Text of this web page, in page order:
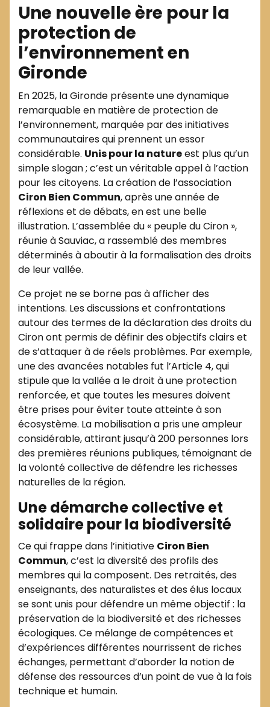
Une nouvelle ère pour la
protection de
l’environnement en
Gironde
En 2025, la Gironde présente une dynamique
remarquable en matière de protection de
l’environnement, marquée par des initiatives
communautaires qui prennent un essor
considérable. Unis pour la natureest plus qu’un
simple slogan ; c’est un véritable appel à l’action
pour les citoyens. La création de l’association
Ciron Bien Commun, après une année de
réflexions et de débats, en est une belle
illustration. L’assemblée du « peuple du Ciron »,
réunie à Sauviac, a rassemblé des membres
déterminés à aboutir à la formalisation des droits
de leur vallée.
Ce projet ne se borne pas à afficher des
intentions. Les discussions et confrontations
autour des termes de la déclaration des droits du
Ciron ont permis de définir des objectifs clairs et
de s’attaquer à de réels problèmes. Par exemple,
une des avancées notables fut l’Article 4, qui
stipule que la vallée a le droit à une protection
renforcée, et que toutes les mesures doivent
être prises pour éviter toute atteinte à son
écosystème. La mobilisation a pris une ampleur
considérable, attirant jusqu’à 200 personnes lors
des premières réunions publiques, témoignant de
la volonté collective de défendre les richesses
naturelles de la région.
Une démarche collective et
solidaire pour la biodiversité
Ce qui frappe dans l’initiative Ciron Bien
Commun, c’est la diversité des profils des
membres qui la composent. Des retraités, des
enseignants, des naturalistes et des élus locaux
se sont unis pour défendre un même objectif : la
préservation de la biodiversité et des richesses
écologiques. Ce mélange de compétences et
d’expériences différentes nourrissent de riches
échanges, permettant d’aborder la notion de
défense des ressources d’un point de vue à la fois
technique et humain.